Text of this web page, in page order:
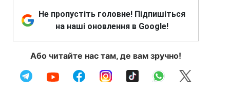
Не пропустіть головне! Підпишіться
на наші оновлення в Google!
Або читайте нас там, де вам зручно!